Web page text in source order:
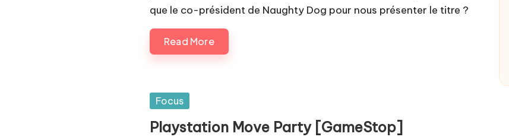
que le co-président de Naughty Dog pour nous présenter le titre ?
Read More
Posted
Focus
Playstation Move Party [GameStop]